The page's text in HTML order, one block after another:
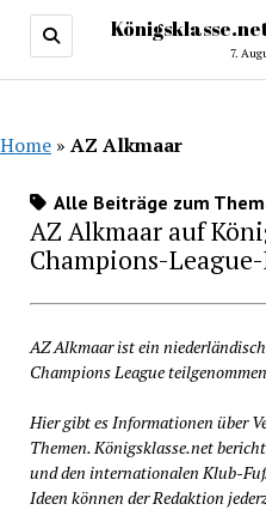
7.
Home » AZ Alkmaar
Alle Beiträge zum
AZ Alkmaar auf
Champions-
AZ Alkmaar ist ein
Champions League
Hier gibt es Informationen über
Themen. Königsklasse.net
und den internationalen Klub-
Ideen können der Redaktion